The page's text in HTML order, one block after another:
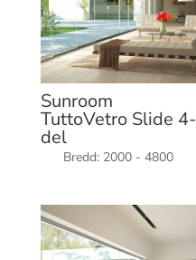
Sunroom
TuttoVetro Slide 4-
del
Bredd: 2000 - 4800